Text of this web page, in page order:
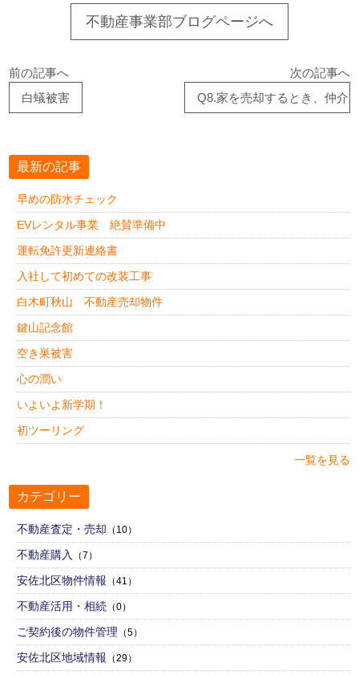
不動産事業部ブログページへ
前の記事へ
白蟻被害
次の記事へ
Q8.家を売却するとき、仲介
最新の記事
早めの防水チェック
EVレンタル事業 絶賛準備中
運転免許更新連絡書
入社して初めての改装工事
白木町秋山 不動産売却物件
鍵山記念館
空き巣被害
心の潤い
いよいよ新学期！
初ツーリング
一覧を見る
カテゴリー
不動産査定・売却 （10）
不動産購入 （7）
安佐北区物件情報 （41）
不動産活用・相続 （0）
ご契約後の物件管理 （5）
安佐北区地域情報 （29）